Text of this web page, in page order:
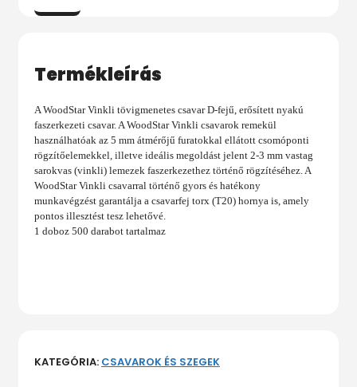
Termékleírás
A WoodStar Vinkli tövigmenetes csavar D-fejű, erősített nyakú
faszerkezeti csavar. A WoodStar Vinkli csavarok remekül
használhatóak az 5 mm átmérőjű furatokkal ellátott csomóponti
rögzítőelemekkel, illetve ideális megoldást jelent 2-3 mm vastag
sarokvas (vinkli) lemezek faszerkezethez történő rögzítéséhez. A
WoodStar Vinkli csavarral történő gyors és hatékony
munkavégzést garantálja a csavarfej torx (T20) hornya is, amely
pontos illesztést tesz lehetővé.
1 doboz 500 darabot tartalmaz
KATEGÓRIA: CSAVAROK ÉS SZEGEK